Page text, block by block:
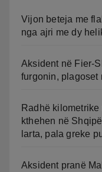
Vijon beteja me
nga ajri me dy
Aksident në Fier-
furgonin, plagoset
Radhë
kthehen në
larta, pala greke
Aksident pranë